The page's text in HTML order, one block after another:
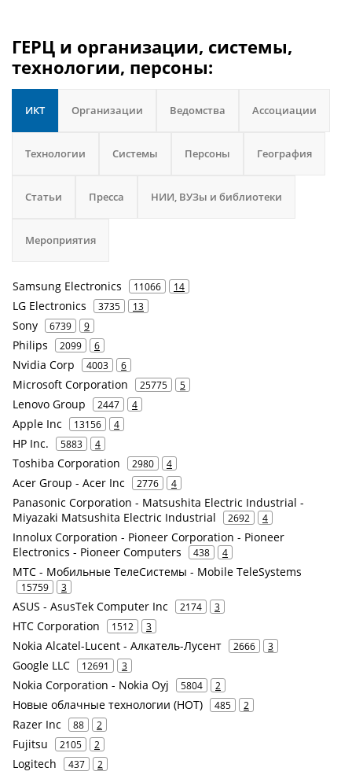
ГЕРЦ и организации, системы,
технологии, персоны:
ИКТ Организации Ведомства Ассоциации
Технологии Системы Персоны География
Статьи Пресса НИИ, ВУЗы и библиотеки
Мероприятия
Samsung Electronics 11066 14
LG Electronics 3735 13
Sony 6739 9
Philips 2099 6
Nvidia Corp 4003 6
Microsoft Corporation 25775 5
Lenovo Group 2447 4
Apple Inc 13156 4
HP Inc. 5883 4
Toshiba Corporation 2980 4
Acer Group - Acer Inc 2776 4
Panasonic Corporation - Matsushita Electric Industrial -
Miyazaki Matsushita Electric Industrial
2692 4
Innolux Corporation - Pioneer Corporation - Pioneer
Electronics - Pioneer Computers
438 4
МТС - Мобильные ТелеСистемы - Mobile TeleSystems
15759 3
ASUS - AsusTek Computer Inc 2174 3
HTC Corporation 1512 3
Nokia Alcatel-Lucent - Алкатель-Лусент 2666 3
Google LLC 12691 3
Nokia Corporation - Nokia Oyj 5804 2
Новые облачные технологии (НОТ) 485 2
Razer Inc 88 2
Fujitsu 2105 2
Logitech 437 2